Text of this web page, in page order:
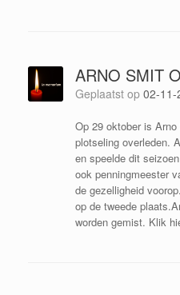
ARNO SMIT
Geplaatst op 02-11-
Op 29 oktober is
plotseling overleden.
en speelde dit
ook penningmeester
de gezelligheid
op de tweede
worden gemist. Klik